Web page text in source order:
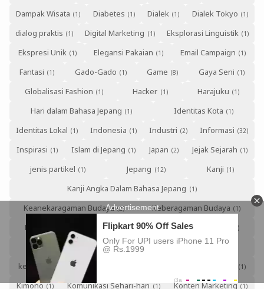
Dampak Wisata
Diabetes Dialek
Dialek Tokyo
dialog praktis
Digital Marketing
Eksplorasi Linguistik
Ekspresi Unik
Elegansi Pakaian
Email Campaign
Fantasi
Gado-Gado Game
Gaya Seni
Globalisasi Fashion
Hacker
Harajuku
Hari dalam Bahasa Jepang
Identitas Kota
Identitas Lokal
Indonesia Industri
Informasi
Inspirasi
Islam di Jepang Japan
Jejak Sejarah
jenis partikel
Jepang
Kanji
Kanji Angka Dalam Bahasa Jepang
Keanekaragaman Budaya
Keberagaman Budaya
Keberlanjutan Bahasa
Kebudayaan Pop Jepang
Kelangsungan Edo-ben
Kerja di Jepang
kesalahan umum
Kimono
Komunikasi Sehari-hari Konten Marketing